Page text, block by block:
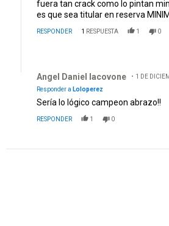
fuera tan crack como lo pintan
es que sea titular en reserva
RESPONDER 1 RESPUESTA 1 0
Angel Daniel Iacovone
1 DE
Responder a Loloperez
Sería lo lógico campeon abrazo!!
RESPONDER 1 0